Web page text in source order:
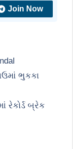
Join Now
ભુકકા
રેકોર્ડ બ્રેક